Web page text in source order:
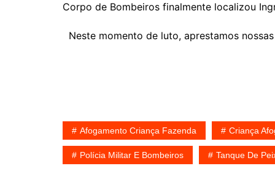
Corpo de Bombeiros finalmente localizou
Neste momento de luto, aprestamos
Afogamento Criança Fazenda Criança
Polícia Militar E Bombeiros Tanque De